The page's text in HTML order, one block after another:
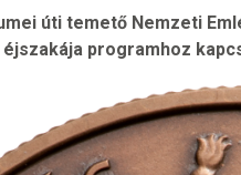
úti temető Nemzeti
programhoz